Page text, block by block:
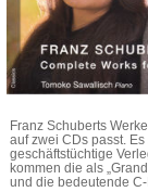
Franz Schuberts
auf zwei CDs passt.
geschäftstüchtige
kommen die als
und die bedeutende